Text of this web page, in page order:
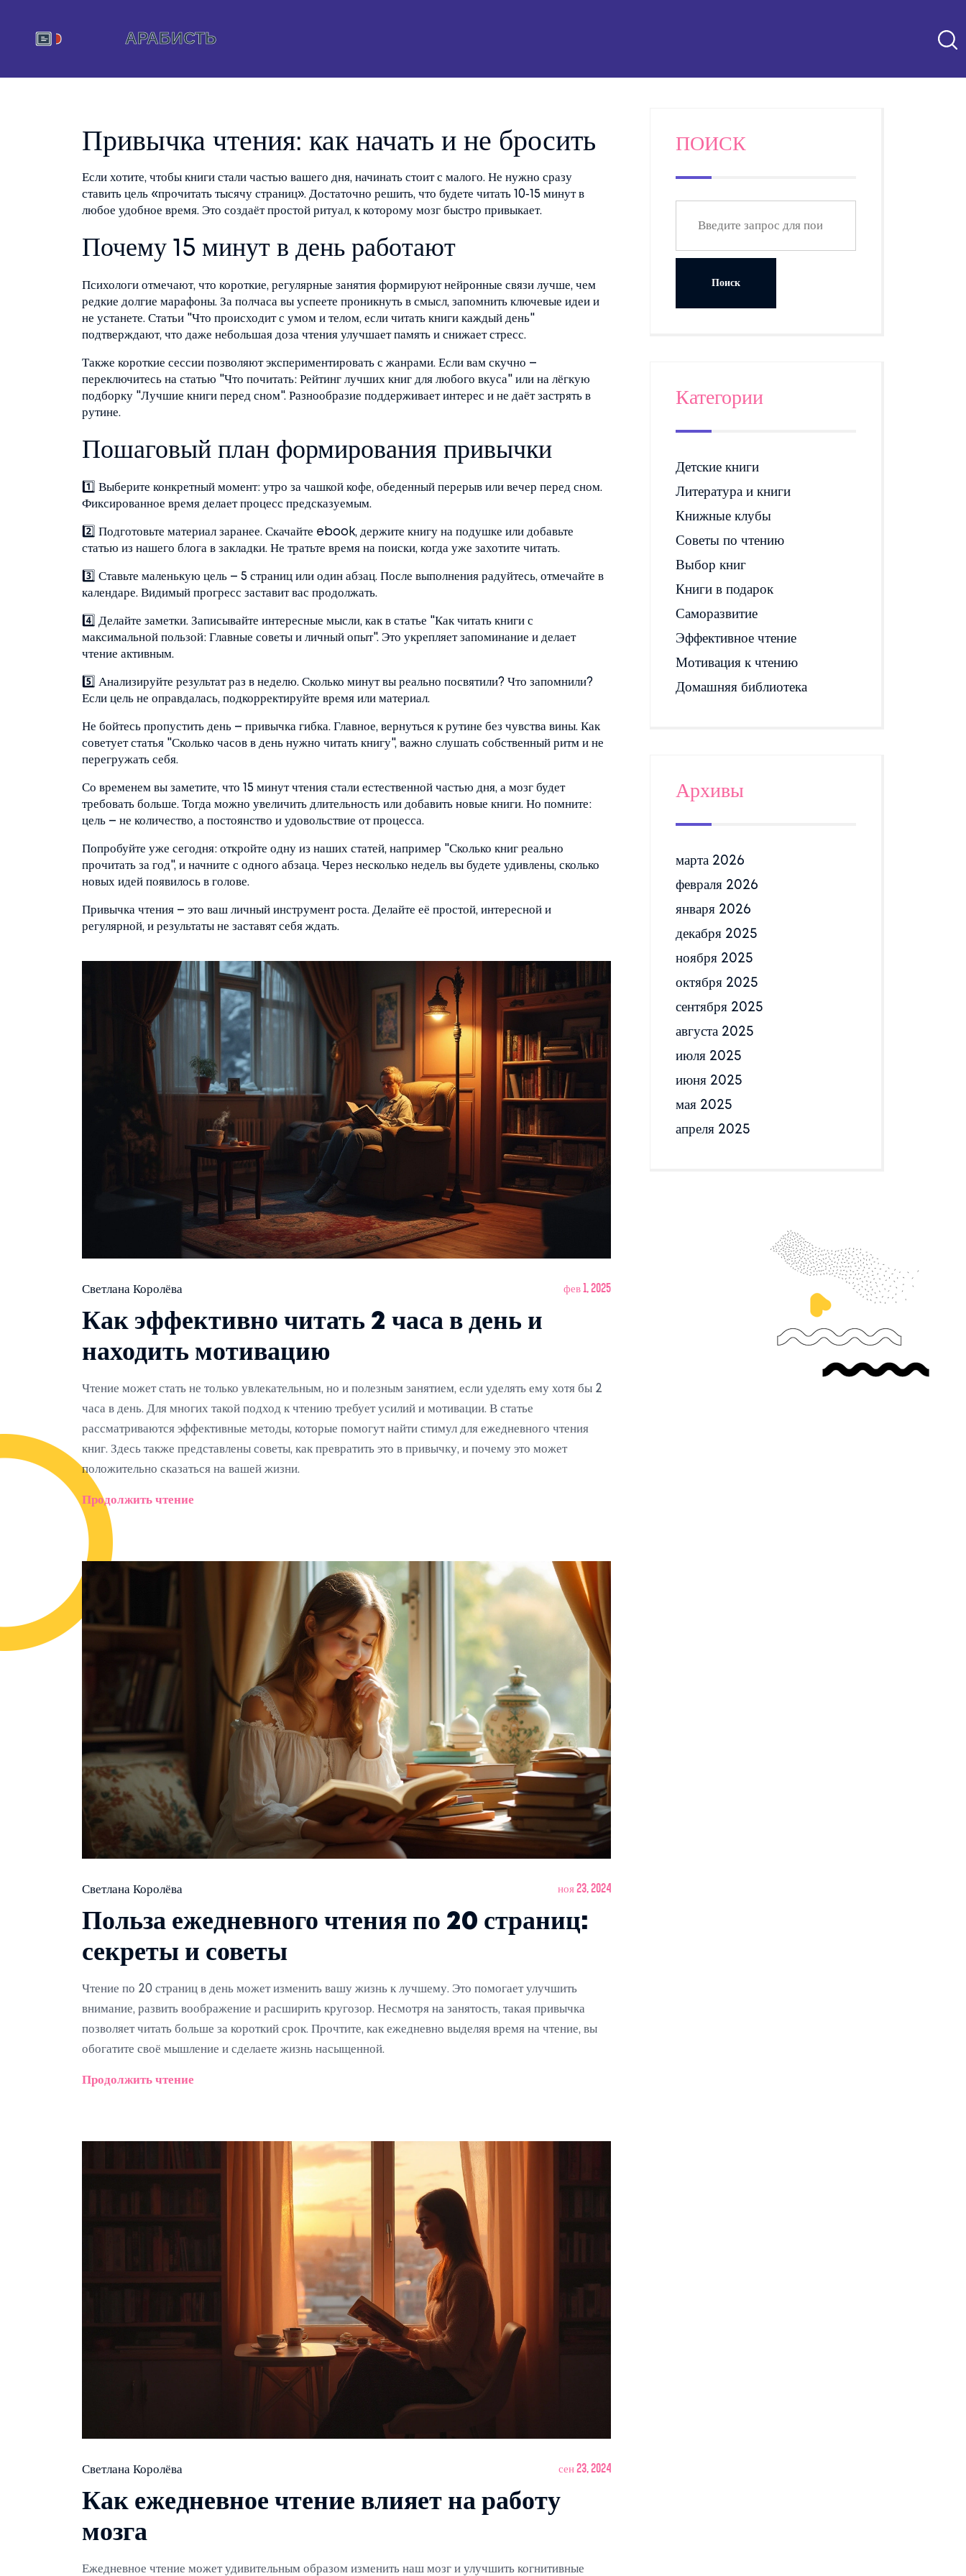
Привычка чтения: как начать и не бросить
Если хотите, чтобы книги стали частью вашего дня, начинать стоит с малого. Не нужно сразу
ставить цель «прочитать тысячу страниц». Достаточно решить, что будете читать 10‑15 минут в
любое удобное время. Это создаёт простой ритуал, к которому мозг быстро привыкает.
Почему 15 минут в день работают
Психологи отмечают, что короткие, регулярные занятия формируют нейронные связи лучше, чем
редкие долгие марафоны. За полчаса вы успеете проникнуть в смысл, запомнить ключевые идеи и
не устанете. Статьи "Что происходит с умом и телом, если читать книги каждый день"
подтверждают, что даже небольшая доза чтения улучшает память и снижает стресс.
Также короткие сессии позволяют экспериментировать с жанрами. Если вам скучно –
переключитесь на статью "Что почитать: Рейтинг лучших книг для любого вкуса" или на лёгкую
подборку "Лучшие книги перед сном". Разнообразие поддерживает интерес и не даёт застрять в
рутине.
Пошаговый план формирования привычки
1️⃣ Выберите конкретный момент: утро за чашкой кофе, обеденный перерыв или вечер перед сном.
Фиксированное время делает процесс предсказуемым.
2️⃣ Подготовьте материал заранее. Скачайте ebook, держите книгу на подушке или добавьте
статью из нашего блога в закладки. Не тратьте время на поиски, когда уже захотите читать.
3️⃣ Ставьте маленькую цель – 5 страниц или один абзац. После выполнения радуйтесь, отмечайте в
календаре. Видимый прогресс заставит вас продолжать.
4️⃣ Делайте заметки. Записывайте интересные мысли, как в статье "Как читать книги с
максимальной пользой: Главные советы и личный опыт". Это укрепляет запоминание и делает
чтение активным.
5️⃣ Анализируйте результат раз в неделю. Сколько минут вы реально посвятили? Что запомнили?
Если цель не оправдалась, подкорректируйте время или материал.
Не бойтесь пропустить день – привычка гибка. Главное, вернуться к рутине без чувства вины. Как
советует статья "Сколько часов в день нужно читать книгу", важно слушать собственный ритм и не
перегружать себя.
Со временем вы заметите, что 15 минут чтения стали естественной частью дня, а мозг будет
требовать больше. Тогда можно увеличить длительность или добавить новые книги. Но помните:
цель – не количество, а постоянство и удовольствие от процесса.
Попробуйте уже сегодня: откройте одну из наших статей, например "Сколько книг реально
прочитать за год", и начните с одного абзаца. Через несколько недель вы будете удивлены, сколько
новых идей появилось в голове.
Привычка чтения – это ваш личный инструмент роста. Делайте её простой, интересной и
регулярной, и результаты не заставят себя ждать.
Светлана Королёва фев 1, 2025
Как эффективно читать 2 часа в день и
находить мотивацию
Чтение может стать не только увлекательным, но и полезным занятием, если уделять ему хотя бы 2
часа в день. Для многих такой подход к чтению требует усилий и мотивации. В статье
рассматриваются эффективные методы, которые помогут найти стимул для ежедневного чтения
книг. Здесь также представлены советы, как превратить это в привычку, и почему это может
положительно сказаться на вашей жизни.
Продолжить чтение
Светлана Королёва ноя 23, 2024
Польза ежедневного чтения по 20 страниц:
секреты и советы
Чтение по 20 страниц в день может изменить вашу жизнь к лучшему. Это помогает улучшить
внимание, развить воображение и расширить кругозор. Несмотря на занятость, такая привычка
позволяет читать больше за короткий срок. Прочтите, как ежедневно выделяя время на чтение, вы
обогатите своё мышление и сделаете жизнь насыщенной.
Продолжить чтение
Светлана Королёва сен 23, 2024
Как ежедневное чтение влияет на работу
мозга
Ежедневное чтение может удивительным образом изменить наш мозг и улучшить когнитивные
ПОИСК
Категории
Детские книги
Литература и книги
Книжные клубы
Советы по чтению
Выбор книг
Книги в подарок
Саморазвитие
Эффективное чтение
Мотивация к чтению
Домашняя библиотека
Архивы
марта 2026
февраля 2026
января 2026
декабря 2025
ноября 2025
октября 2025
сентября 2025
августа 2025
июля 2025
июня 2025
мая 2025
апреля 2025